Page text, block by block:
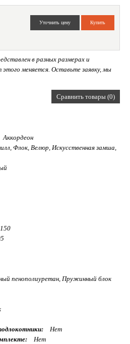
в разных размерах и
меняется. Оставьте заявку, мы
Сравнить товары (0)
Аккордеон
Флок, Велюр, Искусственная замша,
150
пенополиуретан, Пружинный блок
Нет
Нет